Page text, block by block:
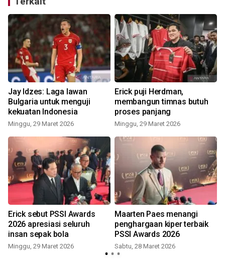
Jay Idzes: Laga lawan
Bulgaria untuk menguji
kekuatan Indonesia
Minggu, 29 Maret 2026
Erick puji Herdman,
membangun timnas butuh
proses panjang
Minggu, 29 Maret 2026
Erick sebut PSSI Awards
2026 apresiasi seluruh
insan sepak bola
Minggu, 29 Maret 2026
Maarten Paes menangi
penghargaan kiper terbaik
PSSI Awards 2026
Sabtu, 28 Maret 2026